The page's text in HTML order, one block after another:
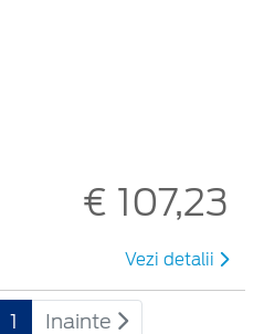
€ 107,23
Vezi detalii
1 Inainte